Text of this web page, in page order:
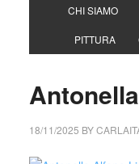
CHI SIAMO
PITTURA
18/11/2025 BY